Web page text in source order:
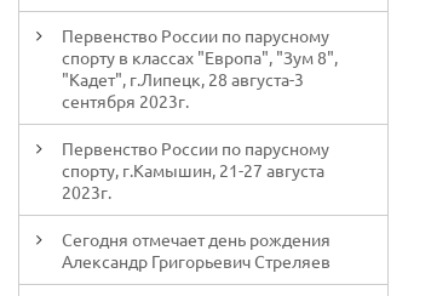
Первенство России по парусному
спорту в классах "Европа", "Зум 8",
"Кадет", г.Липецк, 28 августа-3
сентября 2023г.
Первенство России по парусному
спорту, г.Камышин, 21-27 августа
2023г.
Сегодня отмечает день рождения
Александр Григорьевич Стреляев